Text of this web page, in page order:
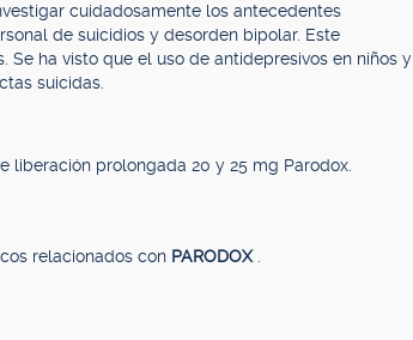
cuidadosamente los antecedentes
de suicidios y desorden bipolar. Este
ha visto que el uso de antidepresivos en niños y
suicidas.
prolongada 20 y 25 mg Parodox.
relacionados con PARODOX